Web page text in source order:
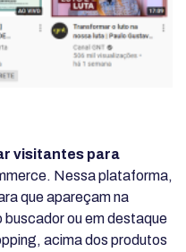
visitantes para
Nessa plataforma,
que apareçam na
buscador ou em destaque
acima dos produtos